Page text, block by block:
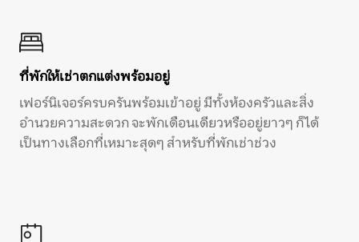
ที่พักให้เช่าตกแต่งพร้อมอยู่
เฟอร์นิเจอร์ครบครันพร้อมเข้าอยู่ มีทั้งห้องครัวและสิ่ง
อำนวยความสะดวก จะพักเดือนเดียวหรืออยู่ยาวๆ ก็ได้
เป็นทางเลือกที่เหมาะสุดๆ สำหรับที่พักเช่าช่วง